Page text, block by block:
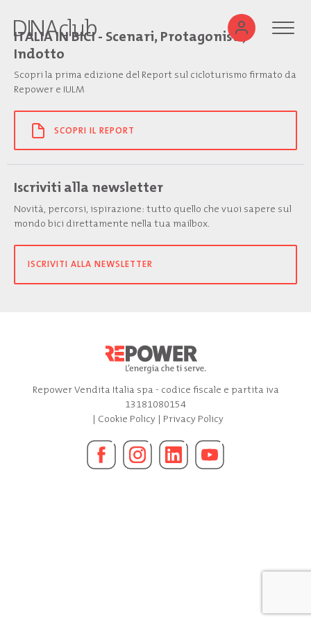
ITALIA IN BICI - Scenari, Protagonisti,
Indotto
Scopri la prima edizione del Report sul cicloturismo firmato da
Repower e IULM
SCOPRI IL REPORT
Iscriviti alla newsletter
Novità, percorsi, ispirazione: tutto quello che vuoi sapere sul
mondo bici direttamente nella tua mailbox.
ISCRIVITI ALLA NEWSLETTER
Repower Vendita Italia spa - codice fiscale e partita iva
13181080154
| Cookie Policy| Privacy Policy